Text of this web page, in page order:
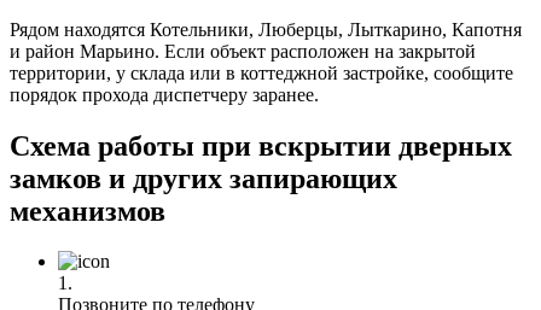
Рядом находятся Котельники, Люберцы, Лыткарино, Капотня
и район Марьино. Если объект расположен на закрытой
территории, у склада или в коттеджной застройке, сообщите
порядок прохода диспетчеру заранее.
Схема работы при вскрытии дверных
замков и других запирающих
механизмов
1.
Позвоните по телефону